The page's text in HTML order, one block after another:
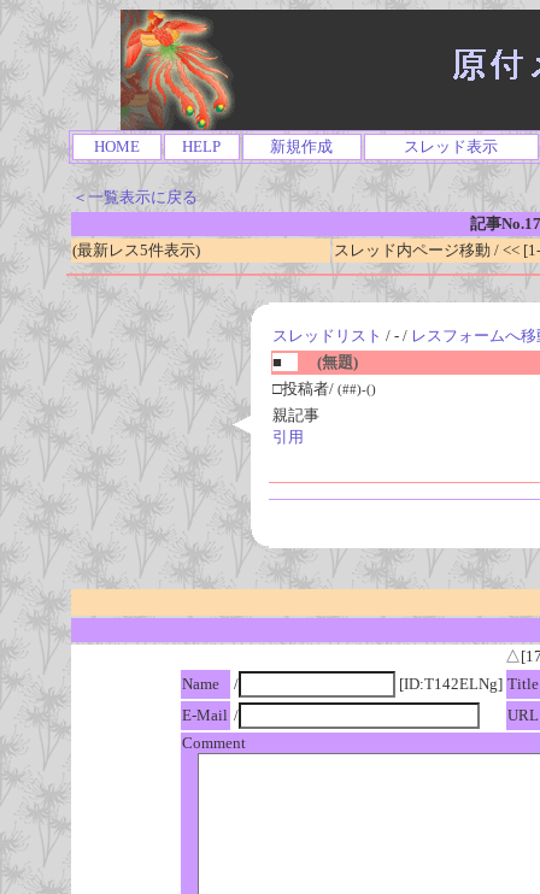
HOME HELP 新規作成 スレッド表示
＜一覧表示に戻る
記事
(最新レス5件表示)
スレッド内ページ移動 / <<
スレッドリスト / - / レスフォームへ移
■
(無題)
□投稿者/ (##)-()
親記事
引用
Name
/ [ID:T142ELNg] Title
E-Mail /
URL
Comment